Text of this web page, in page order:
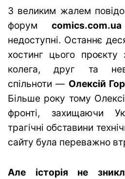
З великим жалем
форум comics.com.ua
недоступні. Останнє
хостинг цього проєкту
колега, друг та
спільноти — Олексій
Більше року тому
фронті, захищаючи
трагічні обставини
сайту була переважно
Але історія не